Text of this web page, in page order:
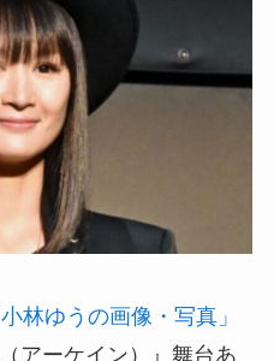
林ゆうの画像・写真」
アーケイン）』舞台あ